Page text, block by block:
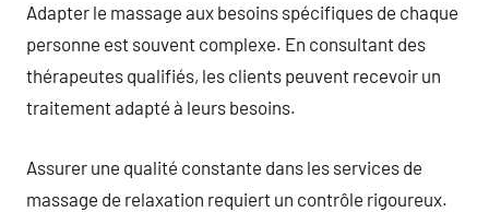
Adapter le massage aux besoins spécifiques de chaque
personne est souvent complexe. En consultant des
thérapeutes qualifiés, les clients peuvent recevoir un
traitement adapté à leurs besoins.
Assurer une qualité constante dans les services de
massage de relaxation requiert un contrôle rigoureux.